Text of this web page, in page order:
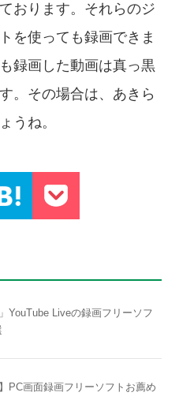
おります。それらのジ
を使っても録画できま
録画した動画は真っ黒
。その場合は、あきら
うね。
YouTube Liveの録画フリーソフ
】PC画面録画フリーソフトお薦め